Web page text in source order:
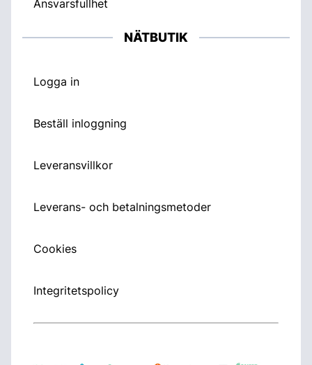
Ansvarsfullhet
NÄTBUTIK
Logga in
Beställ inloggning
Leveransvillkor
Leverans- och betalningsmetoder
Cookies
Integritetspolicy